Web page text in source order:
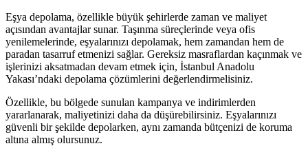
Eşya depolama, özellikle büyük şehirlerde zaman ve maliyet
açısından avantajlar sunar. Taşınma süreçlerinde veya ofis
yenilemelerinde, eşyalarınızı depolamak, hem zamandan hem de
paradan tasarruf etmenizi sağlar. Gereksiz masraflardan kaçınmak ve
işlerinizi aksatmadan devam etmek için, İstanbul Anadolu
Yakası’ndaki depolama çözümlerini değerlendirmelisiniz.
Özellikle, bu bölgede sunulan kampanya ve indirimlerden
yararlanarak, maliyetinizi daha da düşürebilirsiniz. Eşyalarınızı
güvenli bir şekilde depolarken, aynı zamanda bütçenizi de koruma
altına almış olursunuz.